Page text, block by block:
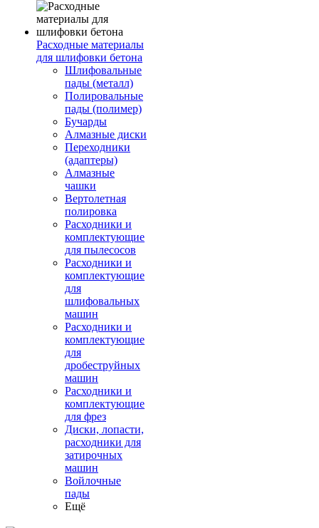
Расходные материалы
для шлифовки бетона
Шлифовальные
пады (металл)
Полировальные
пады (полимер)
Бучарды
Алмазные диски
Переходники
(адаптеры)
Алмазные
чашки
Вертолетная
полировка
Расходники и
комплектующие
для пылесосов
Расходники и
комплектующие
для
шлифовальных
машин
Расходники и
комплектующие
для
дробеструйных
машин
Расходники и
комплектующие
для фрез
Диски, лопасти,
расходники для
затирочных
машин
Войлочные
пады
Ещё